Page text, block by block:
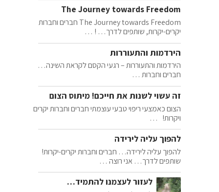
The Journey towards Freedom
The Journey towards Freedom חברים וחברות
יקרים-יקרות, שותפים לדרך… ! …
הירדמות והתעוררות
הירדמות והתעוררות – רגעי הקסם לקראת השינה…
חברים וחברות …
זה עשוי לשנות את חייכם! מיתוס הצום
הצום כאמצעי ריפוי טבעי עוצמתי חברים וחברות יקרים
ויקרות! …
להפוך עליה לירידה
להפוך עליה לירידה… חברים וחברות יקרים-יקרות!
שותפים לדרך… אני רוצה …
לעזור לעצמנו להתמיד…